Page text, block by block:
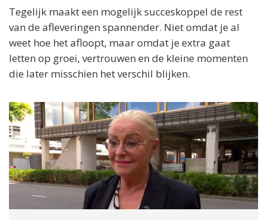
Tegelijk maakt een mogelijk succeskoppel de rest
van de afleveringen spannender. Niet omdat je al
weet hoe het afloopt, maar omdat je extra gaat
letten op groei, vertrouwen en de kleine momenten
die later misschien het verschil blijken.